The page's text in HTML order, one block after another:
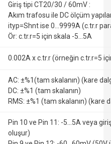
Giriş tipi CT20/30 / 60mV :
Akım trafosu ile DC ölçüm
ityp=Shnt ise 0...9999A (c.tr.r
Ör: c.tr.r=5 için skala -5...5A
0.002A x c.tr.r (örneğin c.tr.r=5
AC: ±%1(tam skalanın) (kare
DC: ±%1 (tam skalanın)
RMS: ±%1 (tam skalanın) (kare
Pin 10 ve Pin 11: -5...5A veya
oluşur)